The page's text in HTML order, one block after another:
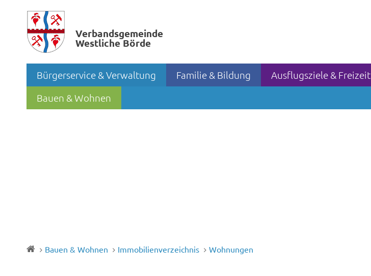
Verbands­gemeinde
Westliche Börde
Bürgerservice & Verwaltung Familie & Bildung Ausflugsziele & Freizeit
Bauen & Wohnen
Bauen & Wohnen Immobilienverzeichnis Wohnungen